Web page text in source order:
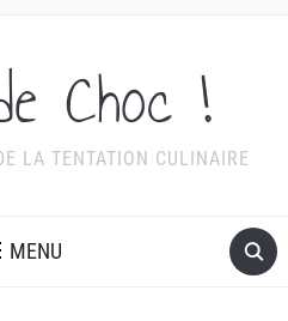
Choc !
LA TENTATION CULINAIRE
MENU